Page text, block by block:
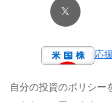
応
自分の投資のポリシー